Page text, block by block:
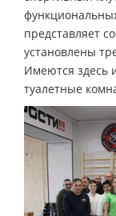
представляет
установлены
Имеются здесь
туалетные